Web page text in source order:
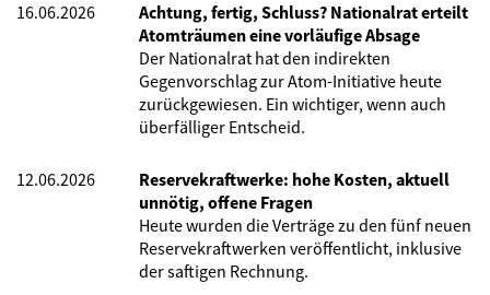
16.06.2026
Achtung, fertig, Schluss? Nationalrat erteilt
Atomträumen eine vorläufige Absage
Der Nationalrat hat den indirekten
Gegenvorschlag zur Atom-Initiative heute
zurückgewiesen. Ein wichtiger, wenn auch
überfälliger Entscheid.
12.06.2026
Reservekraftwerke: hohe Kosten, aktuell
unnötig, offene Fragen
Heute wurden die Verträge zu den fünf neuen
Reservekraftwerken veröffentlicht, inklusive
der saftigen Rechnung.